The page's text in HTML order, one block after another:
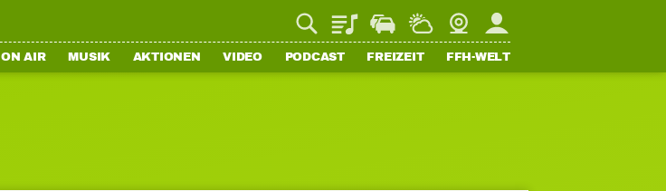
PlaylistStaupilotWetterWebcamMein FFH
ON AIR MUSIK AKTIONEN VIDEO PODCAST FREIZEIT FFH-WELT